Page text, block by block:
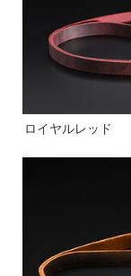
ロイヤルレッド